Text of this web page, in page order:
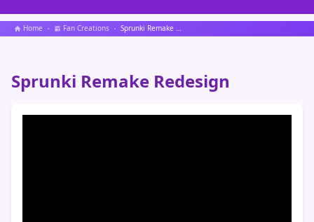
Home Fan Creations Sprunki Remake Redesign
Sprunki Remake Redesign